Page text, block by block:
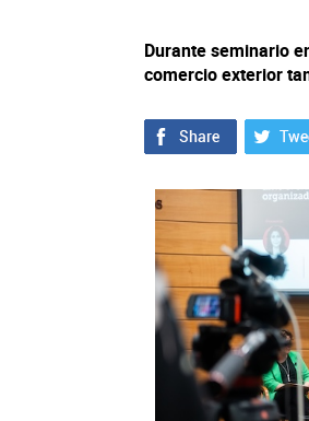
Durante seminario
comercio exterior